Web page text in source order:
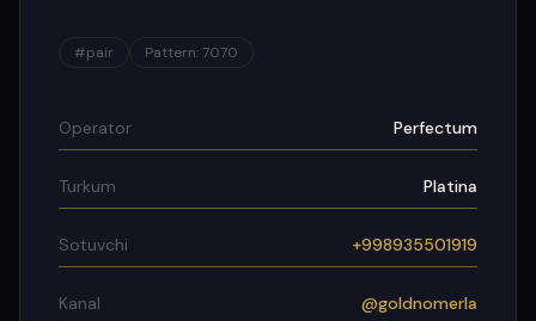
#pair Pattern:7070
Operator Perfectum
Turkum Platina
Sotuvchi +998935501919
Kanal @goldnomerla